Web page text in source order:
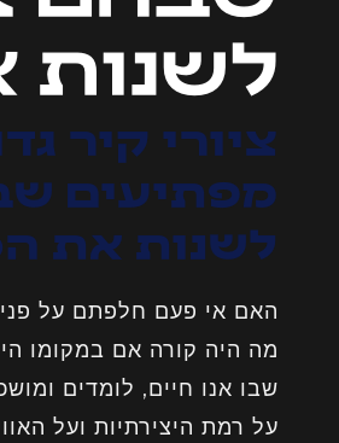
מפתיעים
לשנות את
האם אי פעם חלפתם על פני
מה היה קורה אם במקומו
שבו אנו חיים, לומדים
על רמת היצירתיות ועל